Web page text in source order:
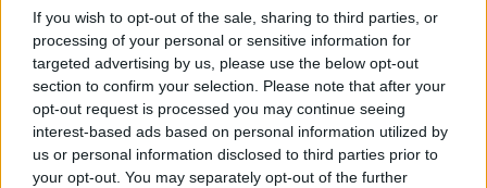
If you wish to opt-out of the sale, sharing to third parties, or
processing of your personal or sensitive information for
targeted advertising by us, please use the below opt-out
section to confirm your selection. Please note that after your
opt-out request is processed you may continue seeing
interest-based ads based on personal information utilized by
us or personal information disclosed to third parties prior to
your opt-out. You may separately opt-out of the further
Murat 5 Σεπτεμβρίου 2021 17:47 #325271
If i write here my pists are deleted Flight will say no.
0 Reply